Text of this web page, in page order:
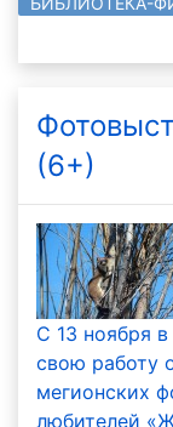
(6+)
С 13 ноября
свою работу
мегионских
любителей